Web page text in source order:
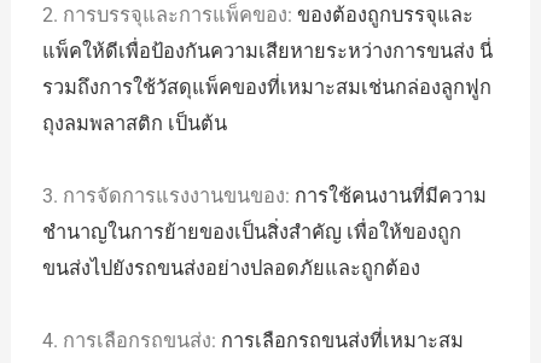
2. การบรรจุและการแพ็คของ:ของต้องถูกบรรจุและ
แพ็คให้ดีเพื่อป้องกันความเสียหายระหว่างการขนส่ง นี่
รวมถึงการใช้วัสดุแพ็คของที่เหมาะสมเช่นกล่องลูกฟูก
ถุงลมพลาสติก เป็นต้น
3. การจัดการแรงงานขนของ: การใช้คนงานที่มีความ
ชำนาญในการย้ายของเป็นสิ่งสำคัญ เพื่อให้ของถูก
ขนส่งไปยังรถขนส่งอย่างปลอดภัยและถูกต้อง
4. การเลือกรถขนส่ง: การเลือกรถขนส่งที่เหมาะสม